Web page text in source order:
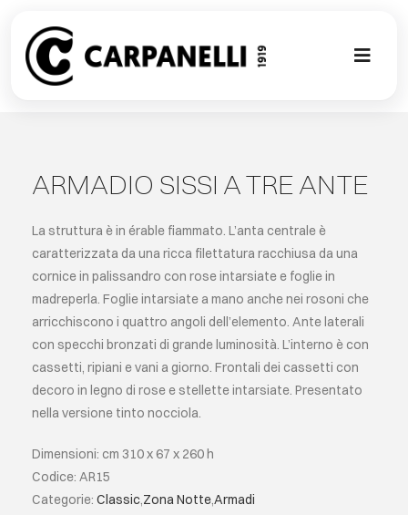
content
Toggle
CLASSIC
PROJECT
SU MISURA
ABOUT
ARMADIO SISSI A TRE ANTE
La struttura è in érable fiammato. L’anta centrale è
caratterizzata da una ricca filettatura racchiusa da una
cornice in palissandro con rose intarsiate e foglie in
madreperla. Foglie intarsiate a mano anche nei rosoni che
arricchiscono i quattro angoli dell’elemento. Ante laterali
con specchi bronzati di grande luminosità. L’interno è con
cassetti, ripiani e vani a giorno. Frontali dei cassetti con
decoro in legno di rose e stellette intarsiate. Presentato
nella versione tinto nocciola.
Dimensioni: cm 310 x 67 x 260 h
Codice: AR15
Categorie: Classic,Zona Notte,Armadi